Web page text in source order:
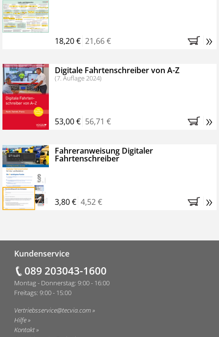
Bestellen Sie jetzt das VerkehrsRundschau Profipaket im
Kennenlern-Abo für zwei Monate (inkl. der derzeitig
Monaten brauchen Sie nichts weiter tun, das
Abonnement endet automatisch, es entstehen keine
weiteren Verpflichtungen.
18,20 € 21,66 € »
Digitale Fahrtenschreiber von A-Z
(7. Auflage 2024)
53,00 € 56,71 € »
Fahreranweisung Digitaler
Fahrtenschreiber
3,80 € 4,52 € »
Kundenservice
089 203043-1600
Montag - Donnerstag: 9:00 - 16:00
Freitags: 9:00 - 15:00
Vertriebsservice@tecvia.com
Hilfe
Kontakt